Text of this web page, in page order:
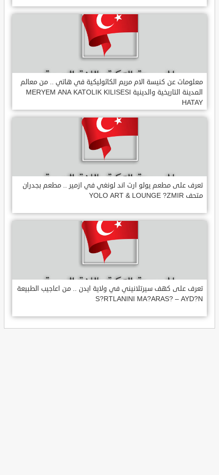
معلومات عن كنيسة الام مريم الكاثوليكية في هاتي .. من معالم
المدينة التاريخية والدينية MERYEM ANA KATOLIK KILISESI
HATAY
تعرف على مطعم يولو ارت اند لونغي في ازمير .. مطعم بجدران
متحف YOLO ART & LOUNGE ?ZMIR
تعرف على كهف سيرتلانيني في ولاية ايدن .. من اعاجيب الطبيعة
S?RTLANINI MA?ARAS? – AYD?N